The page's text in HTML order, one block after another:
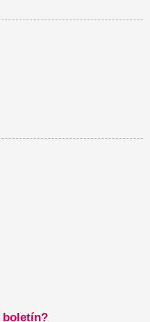
boletín?